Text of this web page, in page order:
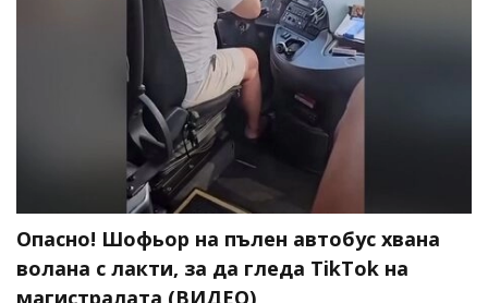
Опасно! Шофьор на пълен автобус хвана
волана с лакти, за да гледа TikTok на
магистралата (ВИДЕО)